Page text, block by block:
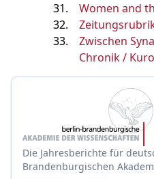
Women and
Zwischen
Chronik /
Die Jahresberichte für
Brandenburgischen